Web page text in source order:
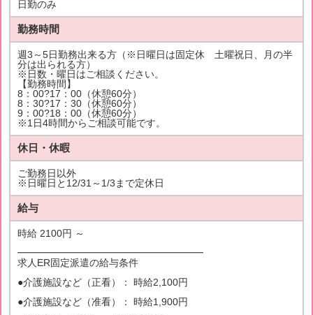
日勤のみ
勤務時間
週3～5日勤務出来る方（※日曜日は固定休 土曜祝日、月の半
分は出られる方）
※日数・曜日はご相談ください。
【勤務時間】
8：00?17：00（休憩60分）
8：30?17：30（休憩60分）
9：00?18：00（休憩60分）
※1日4時間からご相談可能です。
休日・休暇
ご勤務日以外
※日曜日と12/31～1/3まで定休日
給与
時給 2100円 ～
━━━━━━━━━━━━━━━━━━━
求人ER固定派遣の給与条件
●介護施設など（正看）： 時給2,100円
●介護施設など（准看）： 時給1,900円